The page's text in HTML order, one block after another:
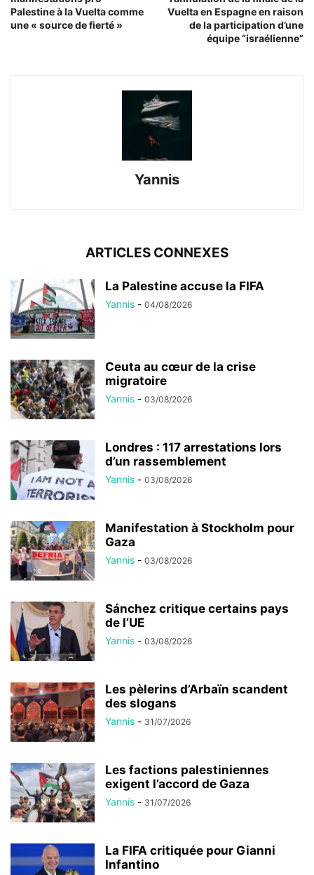
Palestine à la Vuelta comme
une « source de fierté »
Vuelta en Espagne en raison
de la participation d’une
équipe “israélienne”
Yannis
ARTICLES CONNEXES
La Palestine accuse la FIFA
Yannis - 04/08/2026
Ceuta au cœur de la crise
migratoire
Yannis - 03/08/2026
Londres : 117 arrestations lors
d’un rassemblement
Yannis - 03/08/2026
Manifestation à Stockholm pour
Gaza
Yannis - 03/08/2026
Sánchez critique certains pays
de l’UE
Yannis - 03/08/2026
Les pèlerins d’Arbaïn scandent
des slogans
Yannis - 31/07/2026
Les factions palestiniennes
exigent l’accord de Gaza
Yannis - 31/07/2026
La FIFA critiquée pour Gianni
Infantino